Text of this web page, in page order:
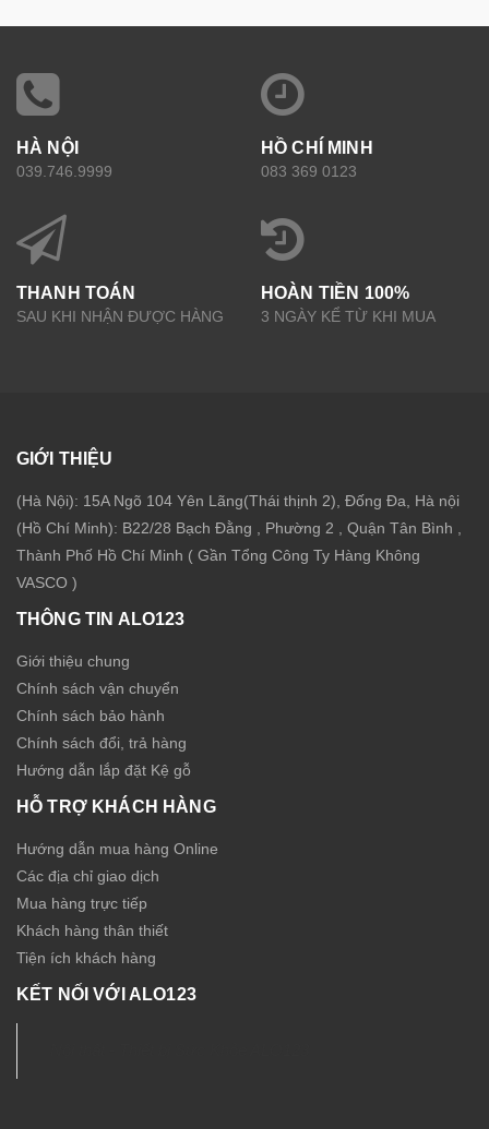
HÀ NỘI
039.746.9999
HỒ CHÍ MINH
083 369 0123
THANH TOÁN
SAU KHI NHẬN ĐƯỢC HÀNG
HOÀN TIỀN 100%
3 NGÀY KỂ TỪ KHI MUA
GIỚI THIỆU
(Hà Nội): 15A Ngõ 104 Yên Lãng(Thái thịnh 2), Đống Đa, Hà nội
(Hồ Chí Minh): B22/28 Bạch Đằng , Phường 2 , Quận Tân Bình ,
Thành Phố Hồ Chí Minh ( Gần Tổng Công Ty Hàng Không
VASCO )
THÔNG TIN ALO123
Giới thiệu chung
Chính sách vận chuyển
Chính sách bảo hành
Chính sách đổi, trả hàng
Hướng dẫn lắp đặt Kệ gỗ
HỖ TRỢ KHÁCH HÀNG
Hướng dẫn mua hàng Online
Các địa chỉ giao dịch
Mua hàng trực tiếp
Khách hàng thân thiết
Tiện ích khách hàng
KẾT NỐI VỚI ALO123